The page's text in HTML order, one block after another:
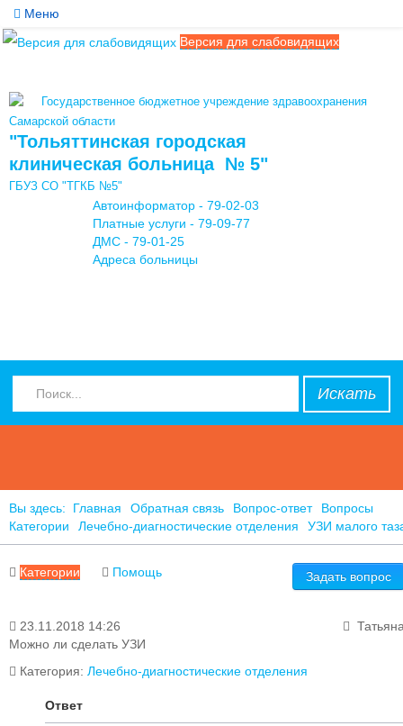
Версия для слабовидящих
Меню
Службы
Обратная связь
Мы в соцсетях
Государственное бюджетное учреждение здравоохранения
Самарской области
"Тольяттинская городская
клиническая больница № 5"
ГБУЗ СО "ТГКБ №5"
Автоинформатор - 79-02-03
Платные услуги - 79-09-77
ДМС - 79-01-25
Адреса больницы
Искать
Вы здесь: Главная Обратная связь Вопрос-ответ
Вопросы
Категории
Лечебно-диагностические отделения УЗИ малого
Категории Помощь Задать вопрос
Акушерства и родовспоможения
Гинекология
Городской СПИД центр
Детство
Инфекционные отделения
23.11.2018 14:26
Можно ли сделать УЗИ
Категория: Лечебно-диагностические отделения
Ответ